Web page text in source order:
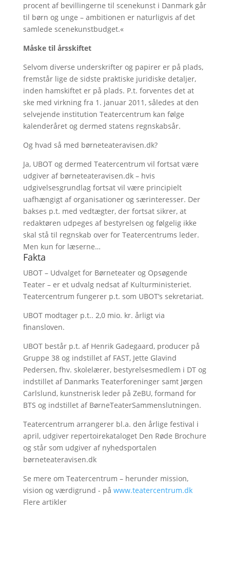
procent af bevillingerne til scenekunst i Danmark går
til børn og unge – ambitionen er naturligvis af det
samlede scenekunstbudget.«
Måske til årsskiftet
Selvom diverse underskrifter og papirer er på plads,
fremstår lige de sidste praktiske juridiske detaljer,
inden hamskiftet er på plads. P.t. forventes det at
ske med virkning fra 1. januar 2011, således at den
selvejende institution Teatercentrum kan følge
kalenderåret og dermed statens regnskabsår.
Og hvad så med børneteateravisen.dk?
Ja, UBOT og dermed Teatercentrum vil fortsat være
udgiver af børneteateravisen.dk – hvis
udgivelsesgrundlag fortsat vil være principielt
uafhængigt af organisationer og særinteresser. Der
bakses p.t. med vedtægter, der fortsat sikrer, at
redaktøren udpeges af bestyrelsen og følgelig ikke
skal stå til regnskab over for Teatercentrums leder.
Men kun for læserne…
Fakta
UBOT – Udvalget for Børneteater og Opsøgende
Teater – er et udvalg nedsat af Kulturministeriet.
Teatercentrum fungerer p.t. som UBOT’s sekretariat.
UBOT modtager p.t.. 2,0 mio. kr. årligt via
finansloven.
UBOT består p.t. af Henrik Gadegaard, producer på
Gruppe 38 og indstillet af FAST, Jette Glavind
Pedersen, fhv. skolelærer, bestyrelsesmedlem i DT og
indstillet af Danmarks Teaterforeninger samt Jørgen
Carlslund, kunstnerisk leder på ZeBU, formand for
BTS og indstillet af BørneTeaterSammenslutningen.
Teatercentrum arrangerer bl.a. den årlige festival i
april, udgiver repertoirekataloget Den Røde Brochure
og står som udgiver af nyhedsportalen
børneteateravisen.dk
Se mere om Teatercentrum – herunder mission,
vision og værdigrund - på www.teatercentrum.dk
Flere artikler